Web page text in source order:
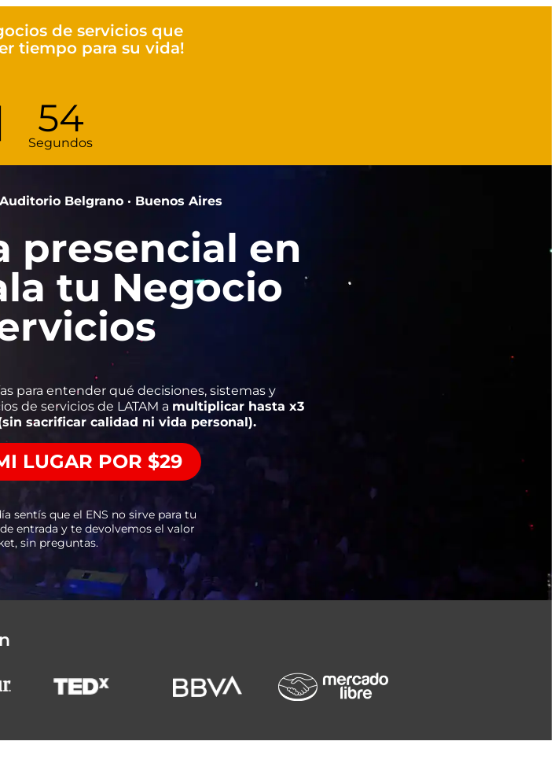
de servicios que
tiempo para su vida!
53
Segundos
Belgrano · Buenos Aires
presencial en
tu Negocio
para entender qué decisiones, sistemas y
de servicios de LATAM a multiplicar hasta x3
sacrificar calidad ni vida personal).
LUGAR POR $29
sentís que el ENS no sirve para tu
entrada y te devolvemos el valor
sin preguntas.